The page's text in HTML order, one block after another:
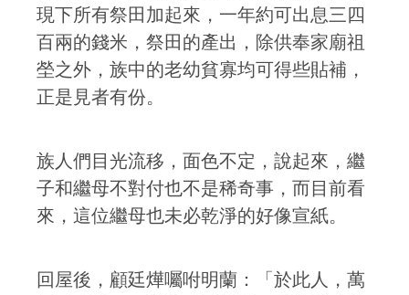
現下所有祭田加起來，一年約可出息三四
百兩的錢米，祭田的產出，除供奉家廟祖
塋之外，族中的老幼貧寡均可得些貼補，
正是見者有份。
族人們目光流移，面色不定，說起來，繼
子和繼母不對付也不是稀奇事，而目前看
來，這位繼母也未必乾淨的好像宣紙。
回屋後，顧廷燁囑咐明蘭：「於此人，萬